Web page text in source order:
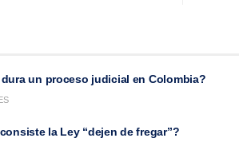
un proceso judicial en Colombia?
la Ley “dejen de fregar”?